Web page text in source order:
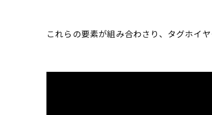
これらの要素が組み合わさり、タグホイ